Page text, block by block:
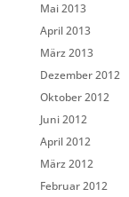
Mai 2013
April 2013
März 2013
Dezember 2012
Oktober 2012
Juni 2012
April 2012
März 2012
Februar 2012